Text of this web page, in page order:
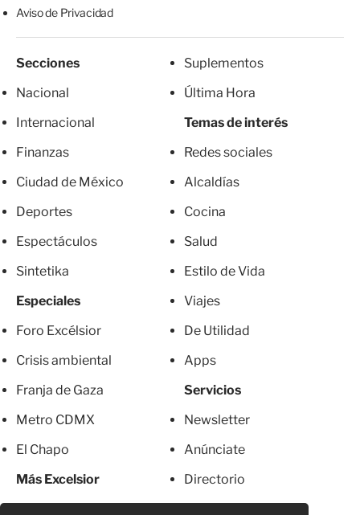
Aviso de Privacidad
Secciones
Nacional
Internacional
Finanzas
Ciudad de México
Deportes
Espectáculos
Sintetika
Especiales
Foro Excélsior
Crisis ambiental
Franja de Gaza
Metro CDMX
El Chapo
Más Excelsior
Suplementos
Última Hora
Temas de interés
Redes sociales
Alcaldías
Cocina
Salud
Estilo de Vida
Viajes
De Utilidad
Apps
Servicios
Newsletter
Anúnciate
Directorio